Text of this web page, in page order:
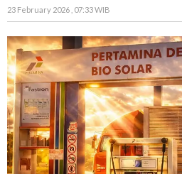
23 February 2026 , 07:33 WIB